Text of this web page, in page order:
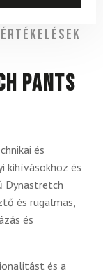
Értékelések
Pants
és
kihívásokhoz és
Dynastretch
és rugalmas,
és
és a